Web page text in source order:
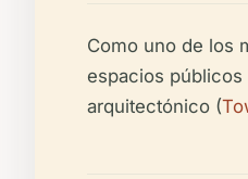
Como uno de los
espacios
arquitectónico (